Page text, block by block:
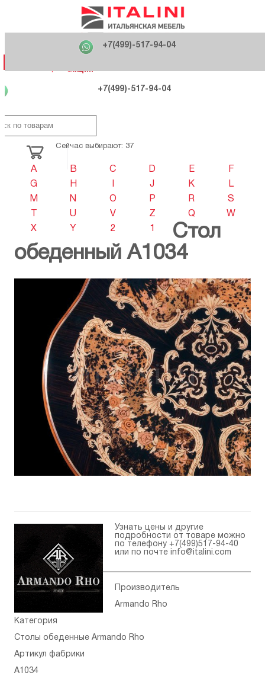
+7(499)-517-94-04
Фабрики
Распродажа
Как купить
О компании
Акция
+7(499)-517-94-04
121170 , г. Москва,
ул. Кутузовский проспект, д. 36 стр.3
+7(499)-517-94-04
Сейчас выбирают: 37
A B C D E
F
G
H J K
L
M
N O P R
S
U V Z Q
W
X
Y 2 1
Стол
обеденный A1034
Узнать цены и другие
подробности от товаре можно
по телефону +7(499)517-94-40
или по почте
info@italini.com
Производитель
Armando Rho
Категория
Столы обеденные Armando Rho
Артикул фабрики
A1034